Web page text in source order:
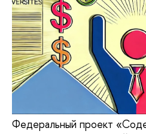
Федеральный проект